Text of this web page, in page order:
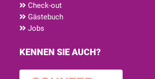
Check-out
Gästebuch
Jobs
KENNEN SIE AUCH?